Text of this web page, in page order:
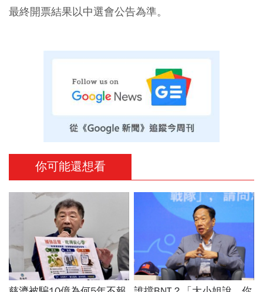
最終開票結果以中選會公告為準。
你可能還想看